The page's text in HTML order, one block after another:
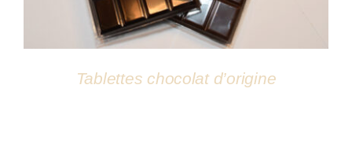
Tablettes chocolat d’origine